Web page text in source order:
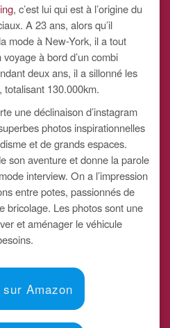
, c’est lui qui est à l’origine du
A 23 ans, alors qu’il
mode à New-York, il a tout
à bord d’un combi
deux ans, il a sillonné les
totalisant 130.000km.
une déclinaison d’instagram
photos inspirationnelles
et de grands espaces.
son aventure et donne la parole
interview. On a l’impression
entre potes, passionnés de
bricolage. Les photos sont une
et aménager le véhicule
Amazon